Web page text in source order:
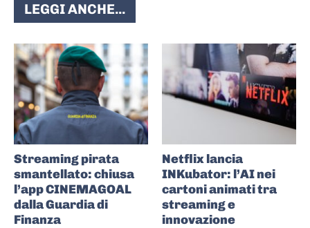
LEGGI ANCHE...
Streaming pirata
smantellato: chiusa
l’app CINEMAGOAL
dalla Guardia di
Finanza
Netflix lancia
INKubator: l’AI nei
cartoni animati tra
streaming e
innovazione